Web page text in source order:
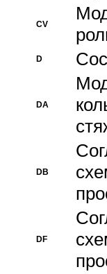
CV
D
DA
DB
DF